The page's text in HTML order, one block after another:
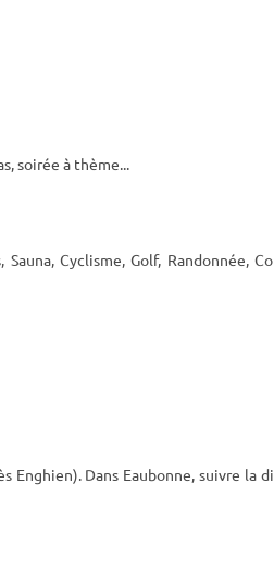
soirée à thème...
Cyclisme, Golf, Randonnée,
Enghien). Dans Eaubonne, suivre la